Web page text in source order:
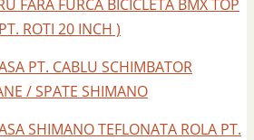
FARA FURCA BICICLETA BMX TOP
ROTI 20 INCH )
PT. CABLU SCHIMBATOR
/ SPATE SHIMANO
SHIMANO TEFLONATA ROLA PT.